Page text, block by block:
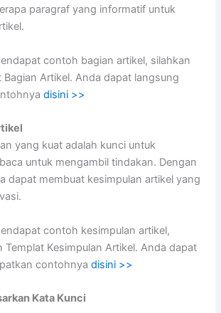
paragraf yang informatif untuk
contoh bagian artikel, silahkan
Bagian Artikel. Anda dapat langsung
disini >>
yang kuat adalah kunci untuk
untuk mengambil tindakan. Dengan
dapat membuat kesimpulan artikel yang
contoh kesimpulan artikel,
Templat Kesimpulan Artikel. Anda dapat
contohnyadisini >>
Kata Kunci